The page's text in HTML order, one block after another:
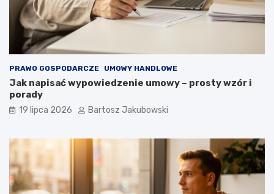
PRAWO GOSPODARCZE UMOWY HANDLOWE
Jak napisać wypowiedzenie umowy – prosty wzór i
porady
19 lipca 2026 Bartosz Jakubowski